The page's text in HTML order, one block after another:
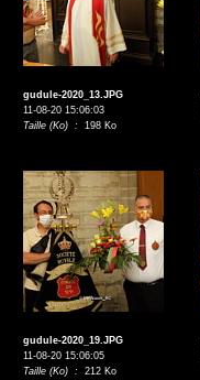
gudule-2020_13.JPG
11-08-20 15:06:03
Taille (Ko) : 198 Ko
gudule-2020_19.JPG
11-08-20 15:06:05
Taille (Ko) : 212 Ko